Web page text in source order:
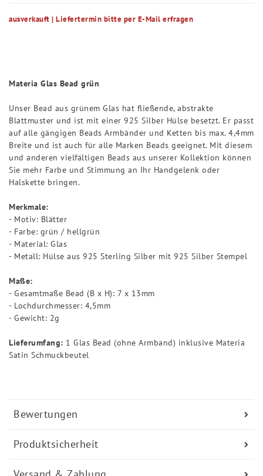
ausverkauft | Liefertermin bitte per E-Mail erfragen
Bewertungen
Produktsicherheit
Materia Glas Bead grün
Unser Bead aus grünem Glas hat fließende, abstrakte
Blattmuster und ist mit einer 925 Silber Hülse besetzt. Er passt
auf alle gängigen Beads Armbänder und Ketten bis max. 4,4mm
Breite und ist auch für alle Marken Beads geeignet. Mit diesem
und anderen vielfältigen Beads aus unserer Kollektion können
Sie mehr Farbe und Stimmung an Ihr Handgelenk oder
Halskette bringen.
Merkmale:
- Motiv: Blätter
- Farbe: grün / hellgrün
- Material: Glas
- Metall: Hülse aus 925 Sterling Silber mit 925 Silber Stempel
Maße:
- Gesamtmaße Bead (B x H): 7 x 13mm
- Lochdurchmesser: 4,5mm
- Gewicht: 2g
Lieferumfang: 1 Glas Bead (ohne Armband) inklusive Materia
Satin Schmuckbeutel